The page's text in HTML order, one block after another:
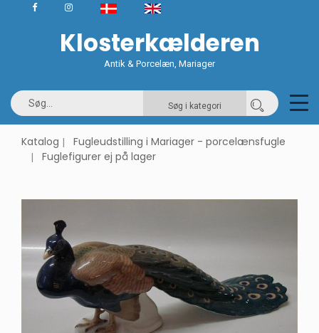
Klosterkælderen
Antik & Porcelæn, Mariager
Søg i kategori
Katalog
Fugleudstilling i Mariager - porcelænsfugle
Fuglefigurer ej på lager